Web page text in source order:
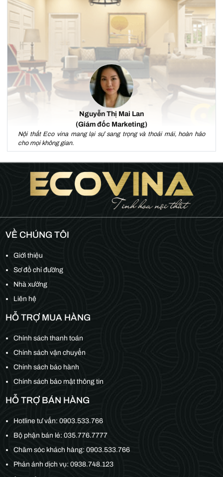
Nguyễn Thị Mai Lan
(Giám đốc Marketing)
Nội thất Eco vina mang lại sự sang trọng và thoải mái, hoàn hảo
cho mọi không gian.
VỀ CHÚNG TÔI
Giới thiệu
Sơ đồ chỉ đường
Nhà xưởng
Liên hệ
HỖ TRỢ MUA HÀNG
Chính sách thanh toán
Chính sách vận chuyển
Chính sách bảo hành
Chính sách bảo mật thông tin
HỖ TRỢ BÁN HÀNG
Hotline tư vấn:0903.533.766
Bộ phận bán lẻ:035.776.7777
Chăm sóc khách hàng:0903.533.766
Phản ánh dịch vụ: 0938.748.123